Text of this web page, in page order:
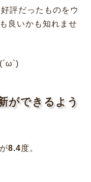
評だったものをウ
良いかも知れませ
ができるよう
8.4度。